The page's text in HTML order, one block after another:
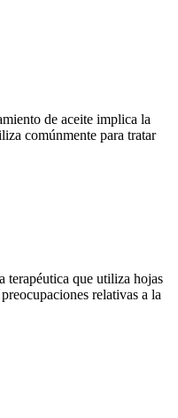
de aceite implica la
comúnmente para tratar
terapéutica que utiliza hojas
relativas a la